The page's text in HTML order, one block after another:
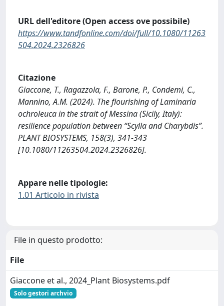
URL dell'editore (Open access ove possibile)
https://www.tandfonline.com/doi/full/10.1080/11263
504.2024.2326826
Citazione
Giaccone, T., Ragazzola, F., Barone, P., Condemi, C.,
Mannino, A.M. (2024). The flourishing of Laminaria
ochroleuca in the strait of Messina (Sicily, Italy):
resilience population between “Scylla and Charybdis”.
PLANT BIOSYSTEMS, 158(3), 341-343
[10.1080/11263504.2024.2326826].
Appare nelle tipologie:
1.01 Articolo in rivista
File in questo prodotto:
File
Giaccone et al., 2024_Plant Biosystems.pdf
Solo gestori archvio